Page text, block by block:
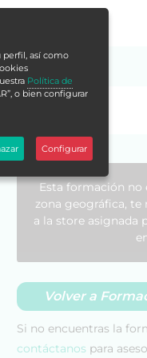
Esta formación no
zona geográfica,
a la store asignada
Volver a
Si no encuentras la
contáctanos para
perfil, así como
Política de
o bien configurar
Configurar